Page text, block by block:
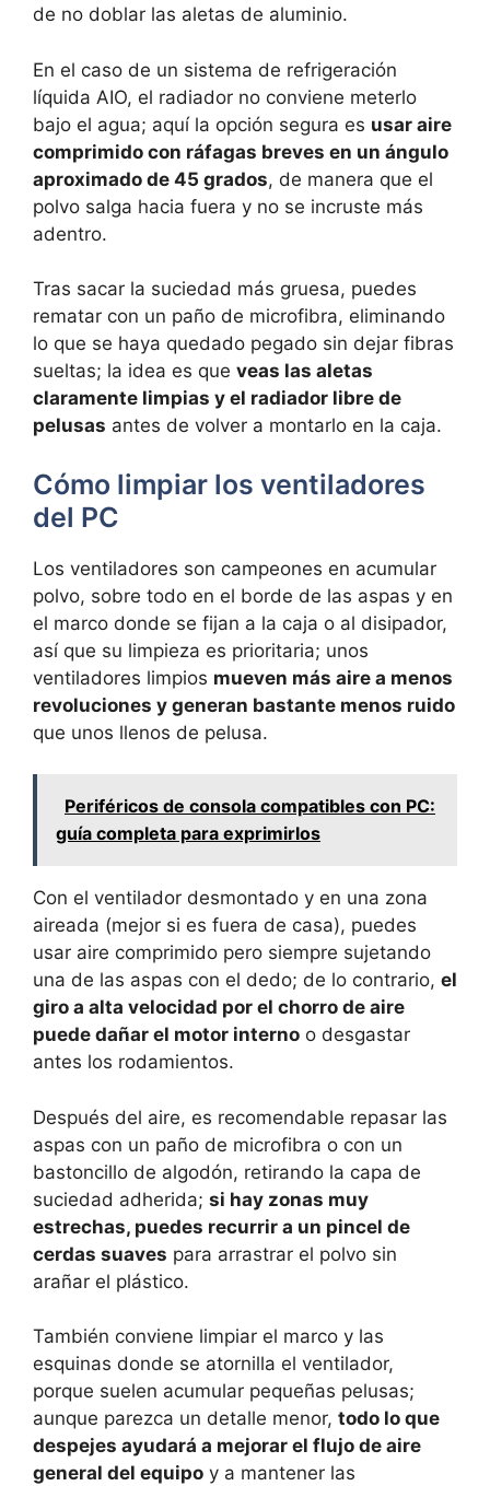
de no doblar las aletas de aluminio.
En el caso de un sistema de refrigeración
líquida AIO, el radiador no conviene meterlo
bajo el agua; aquí la opción segura es usar aire
comprimido con ráfagas breves en un ángulo
aproximado de 45 grados, de manera que el
polvo salga hacia fuera y no se incruste más
adentro.
Tras sacar la suciedad más gruesa, puedes
rematar con un paño de microfibra, eliminando
lo que se haya quedado pegado sin dejar fibras
sueltas; la idea es que veas las aletas
claramente limpias y el radiador libre de
pelusas antes de volver a montarlo en la caja.
Cómo limpiar los ventiladores
del PC
Los ventiladores son campeones en acumular
polvo, sobre todo en el borde de las aspas y en
el marco donde se fijan a la caja o al disipador,
así que su limpieza es prioritaria; unos
ventiladores limpios mueven más aire a menos
revoluciones y generan bastante menos ruido
que unos llenos de pelusa.
Periféricos de consola compatibles con PC:
guía completa para exprimirlos
Con el ventilador desmontado y en una zona
aireada (mejor si es fuera de casa), puedes
usar aire comprimido pero siempre sujetando
una de las aspas con el dedo; de lo contrario, el
giro a alta velocidad por el chorro de aire
puede dañar el motor interno o desgastar
antes los rodamientos.
Después del aire, es recomendable repasar las
aspas con un paño de microfibra o con un
bastoncillo de algodón, retirando la capa de
suciedad adherida; si hay zonas muy
estrechas, puedes recurrir a un pincel de
cerdas suaves para arrastrar el polvo sin
arañar el plástico.
También conviene limpiar el marco y las
esquinas donde se atornilla el ventilador,
porque suelen acumular pequeñas pelusas;
aunque parezca un detalle menor, todo lo que
despejes ayudará a mejorar el flujo de aire
general del equipo y a mantener las